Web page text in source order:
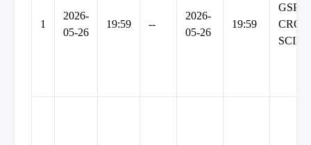
1
2026-
05-26
19:59 --
2026-
05-26
19:59
GSP
CROP